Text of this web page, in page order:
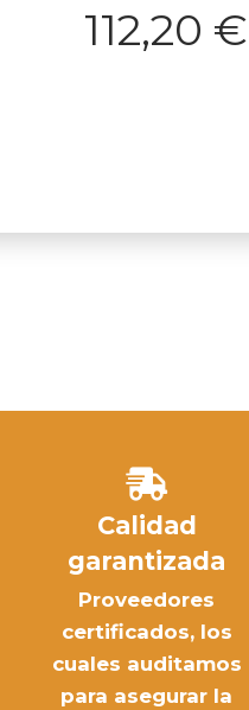
112,20 €
Calidad
garantizada
Proveedores
certificados, los
cuales auditamos
para asegurar la